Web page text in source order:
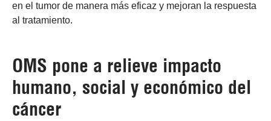
en el tumor de manera más eficaz y mejoran la respuesta
al tratamiento.
OMS pone a relieve impacto
humano, social y económico del
cáncer